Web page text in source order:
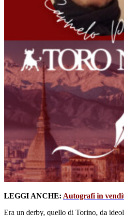
LEGGI ANCHE: Autografi in
Era un derby, quello di Torino, da